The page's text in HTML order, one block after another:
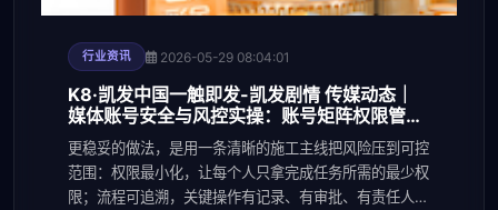
行业资讯 2026-05-29 08:04:01
K8·凯发中国一触即发-凯发剧情 传媒动态｜
媒体账号安全与风控实操：账号矩阵权限管
理、素材版权核验与申诉流程全解
更稳妥的做法，是用一条清晰的施工主线把风险压到可控
范围：权限最小化，让每个人只拿完成任务所需的最少权
限；流程可追溯，关键操作有记录、有审批、有责任人；